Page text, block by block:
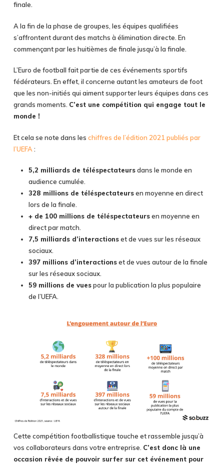
finale.
A la fin de la phase de groupes, les équipes qualifiées
s’affrontent durant des matchs à élimination directe. En
commençant par les huitièmes de finale jusqu’à la finale.
L’Euro de football fait partie de ces événements sportifs
fédérateurs. En effet, il concerne autant les amateurs de foot
que les non-initiés qui aiment supporter leurs équipes dans ces
grands moments. C’est une compétition qui engage tout le
monde !
Et cela se note dans leschiffres de l’édition 2021 publiés par
l’UEFA:
5,2 milliards de téléspectateursdans le monde en
audience cumulée.
328 millions de téléspectateursen moyenne en direct
lors de la finale.
+ de 100 millions de téléspectateursen moyenne en
direct par match.
7,5 milliards d’interactionset de vues sur les réseaux
sociaux.
397 millions d’interactionset de vues autour de la finale
sur les réseaux sociaux.
59 millions de vuespour la publication la plus populaire
de l’UEFA.
Cette compétition footballistique touche et rassemble jusqu’à
vos collaborateurs dans votre entreprise. C’est donc là une
occasion rêvée de pouvoir surfer sur cet événement pour